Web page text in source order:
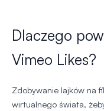
Dlaczego
Vimeo Likes?
Zdobywanie lajków na
wirtualnego świata,